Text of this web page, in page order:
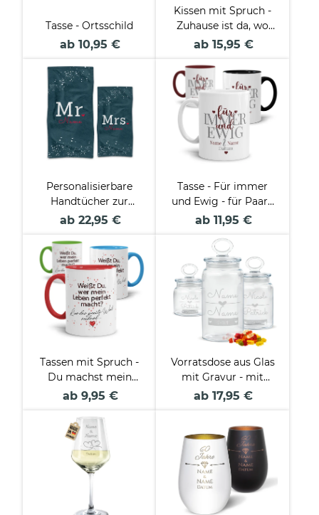
Tasse - Ortsschild
ab 10,95 €
Kissen mit Spruch -
Zuhause ist da, wo
das Herz sich
ab 15,95 €
Personalisierbare
Handtücher zur
Hochzeit - Mr.& Mrs. -
Größen
ab 22,95 €
Tasse - Für immer
und Ewig - für Paare
mit Wunschnamen
ab 11,95 €
Tassen mit Spruch -
Du machst mein
Leben perfekt
ab 9,95 €
Vorratsdose aus Glas
mit Gravur - mit
Namen und Datum
ab 17,95 €